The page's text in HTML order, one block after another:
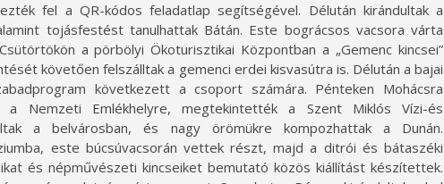
fel a QR-kódos feladatlap segítségével. Délután kirándultak a
tojásfestést tanulhattak Bátán. Este bográcsos vacsora várta
a pörbölyi Ökoturisztikai Központban a „Gemenc kincsei”
követően felszálltak a gemenci erdei kisvasútra is. Délután a bajai
következett a csoport számára. Pénteken Mohácsra
a Nemzeti Emlékhelyre, megtekintették a Szent Miklós Vízi-és
a belvárosban, és nagy örömükre kompozhattak a Dunán.
este búcsúvacsorán vettek részt, majd a ditrói és bátaszéki
és népművészeti kincseiket bemutató közös kiállítást készítettek.